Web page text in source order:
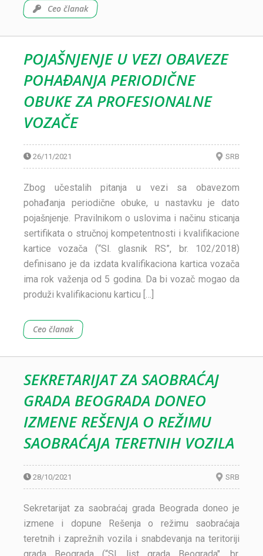
Ceo članak
POJAŠNJENJE U VEZI OBAVEZE
POHAĐANJA PERIODIČNE
OBUKE ZA PROFESIONALNE
VOZAČE
26/11/2021 SRB
Zbog učestalih pitanja u vezi sa obavezom
pohađanja periodične obuke, u nastavku je dato
pojašnjenje. Pravilnikom o uslovima i načinu sticanja
sertifikata o stručnoj kompetentnosti i kvalifikacione
kartice vozača (“Sl. glasnik RS”, br. 102/2018)
definisano je da izdata kvalifikaciona kartica vozača
ima rok važenja od 5 godina. Da bi vozač mogao da
produži kvalifikacionu karticu […]
Ceo članak
SEKRETARIJAT ZA SAOBRAĆAJ
GRADA BEOGRADA DONEO
IZMENE REŠENJA O REŽIMU
SAOBRAĆAJA TERETNIH VOZILA
28/10/2021 SRB
Sekretarijat za saobraćaj grada Beograda doneo je
izmene i dopune Rešenja o režimu saobraćaja
teretnih i zaprežnih vozila i snabdevanja na teritoriji